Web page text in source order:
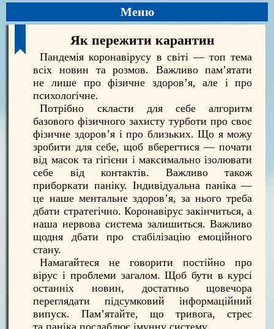
Меню
Як пережити карантин
Пандемія коронавірусу в світі — топ тема
всіх новин та розмов. Важливо пам’ятати
не лише про фізичне здоров’я, але і про
психологічне.
Потрібно скласти для себе алгоритм
базового фізичного захисту турботи про своє
фізичне здоров’я і про близьких. Що я можу
зробити для себе, щоб вберегтися — почати
від масок та гігієни і максимально ізолювати
себе від контактів. Важливо також
приборкати паніку. Індивідуальна паніка —
це наше ментальне здоров’я, за нього треба
дбати стратегічно. Коронавірус закінчиться, а
наша нервова система залишиться. Важливо
щодня дбати про стабілізацію емоційного
стану.
Намагайтеся не говорити постійно про
вірус і проблеми загалом. Щоб бути в курсі
останніх новин, достатньо щовечора
переглядати підсумковий інформаційний
випуск. Пам’ятайте, що тривога, стрес
та паніка послаблює імунну систему.